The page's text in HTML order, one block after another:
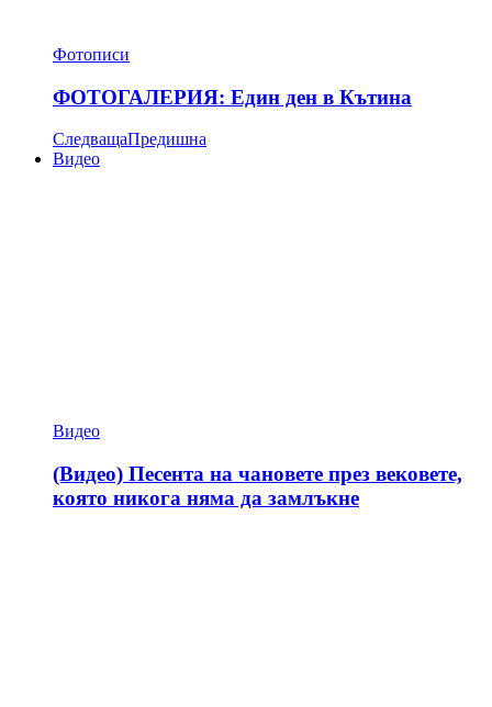
Фотописи
ФОТОГАЛЕРИЯ: Един ден в Кътина
СледващаПредишна
Видео
Видео
(Видео) Песента на чановете през вековете,
която никога няма да замлъкне